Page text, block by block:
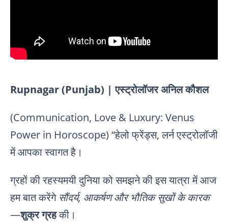
Rupnagar (Punjab) | एस्ट्रोलॉजर अनिल कौशल
(Communication, Love & Luxury: Venus
Power in Horoscope) “हेलो फ्रेंड्स, लर्न एस्ट्रोलॉजी
में आपका स्वागत है।
ग्रहों की रहस्यमयी दुनिया को समझने की इस यात्रा में आज
हम बात करेंगे सौंदर्य, आकर्षण और भौतिक सुखों के कारक
—शुक्र ग्रहकी।